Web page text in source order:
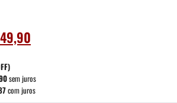
preço
é:
R$ 149,90.
sem juros
com juros
5229-0120